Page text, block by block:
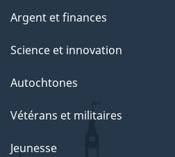
Argent et finances
Science et innovation
Autochtones
Vétérans et militaires
Jeunesse